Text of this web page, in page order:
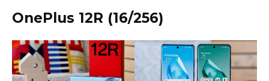
OnePlus 12R (16/256)